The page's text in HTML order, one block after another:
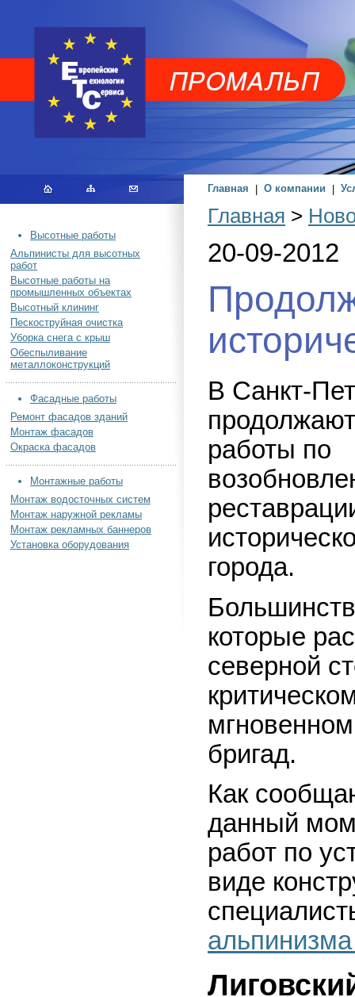
Главная О компании
Высотные работы
Альпинисты для высотных
работ
Высотные работы на
промышленных объектах
Высотный клининг
Пескоструйная очистка
Уборка снега с крыш
Обеспыливание
металлоконструкций
Фасадные работы
Ремонт фасадов зданий
Монтаж фасадов
Окраска фасадов
Монтажные работы
Монтаж водосточных систем
Монтаж наружной рекламы
Монтаж рекламных баннеров
Установка оборудования
Главная >
20-09-2012
В Санкт-
работы по
города.
которые
северной
бригад.
Как
данный
работ по
виде